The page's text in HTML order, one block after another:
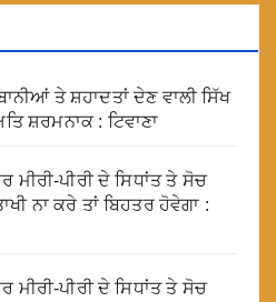
ਤੇ ਸ਼ਹਾਦਤਾਂ ਦੇਣ ਵਾਲੀ ਸਿੱਖ
ਸ਼ਰਮਨਾਕ : ਟਿਵਾਣਾ
ਮੀਰੀ-ਪੀਰੀ ਦੇ ਸਿਧਾਂਤ ਤੇ ਸੋਚ
ਨਾ ਕਰੇ ਤਾਂ ਬਿਹਤਰ ਹੋਵੇਗਾ :
ਮੀਰੀ-ਪੀਰੀ ਦੇ ਸਿਧਾਂਤ ਤੇ ਸੋਚ